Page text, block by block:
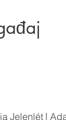
Jelenlét |